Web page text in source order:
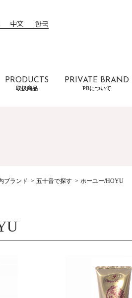
中文 한국
PRODUCTS
取扱商品
PRIVATE BRAND
PBについて
ブランド 五十音で探す ホーユー/HOYU